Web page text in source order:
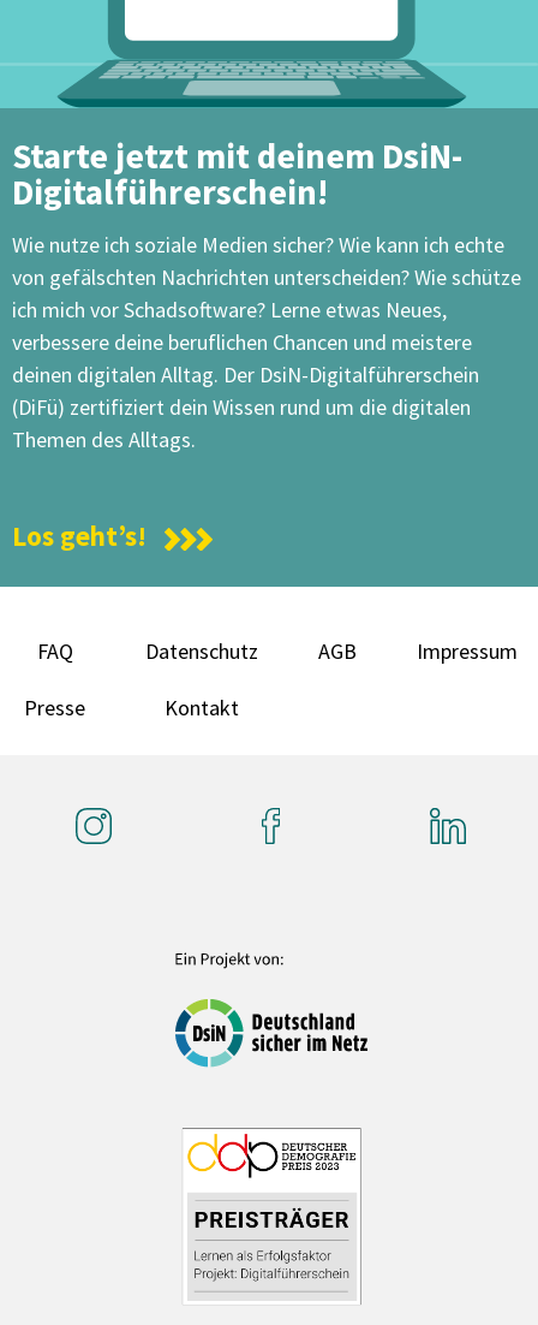
Starte jetzt mit deinem DsiN-
Digitalführerschein!
Wie nutze ich soziale Medien sicher? Wie kann ich echte
von gefälschten Nachrichten unterscheiden? Wie schütze
ich mich vor Schadsoftware? Lerne etwas Neues,
verbessere deine beruflichen Chancen und meistere
deinen digitalen Alltag. Der DsiN-Digitalführerschein
(DiFü) zertifiziert dein Wissen rund um die digitalen
Themen des Alltags.
Los geht’s!
FAQ Datenschutz AGB Impressum
Presse Kontakt